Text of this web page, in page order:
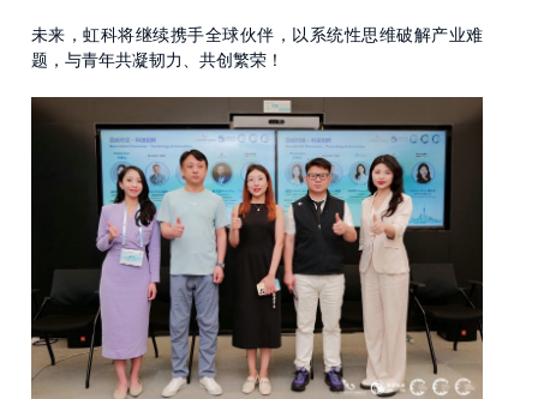
未来，虹科将继续携手全球伙伴，以系统性思维破解产业难
题，与青年共凝韧力、共创繁荣！